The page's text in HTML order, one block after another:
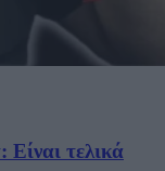
τελικά